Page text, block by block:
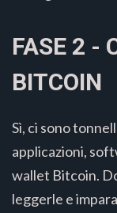
FASE 2 -
BITCOIN
Sì, ci sono
applicazioni,
wallet Bitcoin.
leggerle e